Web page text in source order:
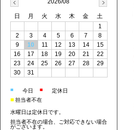
2026/08
日 月 火 水 木 金
土
1
2
3 4 5 6 7
8
9
10 11 12 13 14
15
16
17 18 19 20 21
22
23
24 25 26 27 28
29
30
31
■ 今日 ■ 定休日
■ 担当者不在
水曜日は定休日です。
担当者不在の場合、ご対応できない場合
がございます。